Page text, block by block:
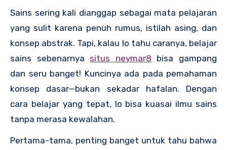
Sains sering kali dianggap sebagai mata pelajaran
yang sulit karena penuh rumus, istilah asing, dan
konsep abstrak. Tapi, kalau lo tahu caranya, belajar
sains sebenarnya situs neymar8 bisa gampang
dan seru banget! Kuncinya ada pada pemahaman
konsep dasar—bukan sekadar hafalan. Dengan
cara belajar yang tepat, lo bisa kuasai ilmu sains
tanpa merasa kewalahan.
Pertama-tama, penting banget untuk tahu bahwa